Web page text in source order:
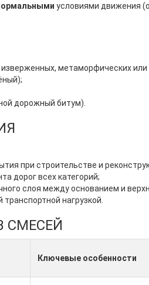
условиями движения
метаморфических или
дорожный битум).
при строительстве и
дорог всех категорий;
слоя между основанием и
нагрузкой.
СМЕСЕЙ
Ключевые особенности